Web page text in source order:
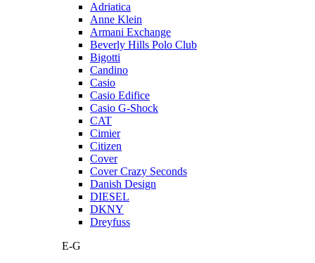
Adriatica
Anne Klein
Armani Exchange
Beverly Hills Polo Club
Bigotti
Candino
Casio
Casio Edifice
Casio G-Shock
CAT
Cimier
Citizen
Cover
Cover Crazy Seconds
Danish Design
DIESEL
DKNY
Dreyfuss
E-G